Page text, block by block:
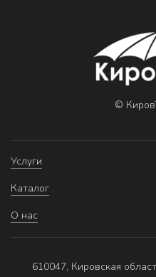
©
Услуги
Каталог
О нас
610047, Кировская